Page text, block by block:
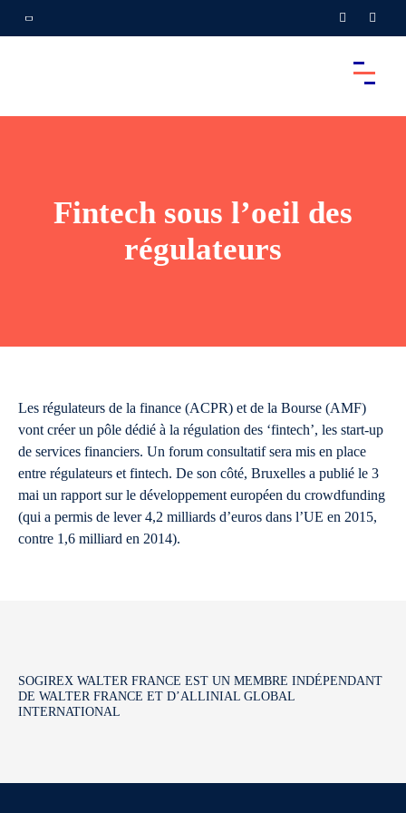
Fintech sous l’oeil des
régulateurs
Les régulateurs de la finance (ACPR) et de la Bourse (AMF)
vont créer un pôle dédié à la régulation des ‘fintech’, les start-up
de services financiers. Un forum consultatif sera mis en place
entre régulateurs et fintech. De son côté, Bruxelles a publié le 3
mai un rapport sur le développement européen du crowdfunding
(qui a permis de lever 4,2 milliards d’euros dans l’UE en 2015,
contre 1,6 milliard en 2014).
SOGIREX WALTER FRANCE EST UN MEMBRE INDÉPENDANT
DE WALTER FRANCE ET D’ALLINIAL GLOBAL
INTERNATIONAL